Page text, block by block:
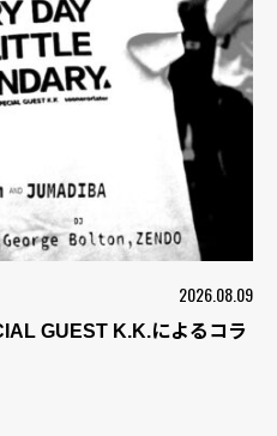
2026.08.09
GUEST K.K.によるコラ